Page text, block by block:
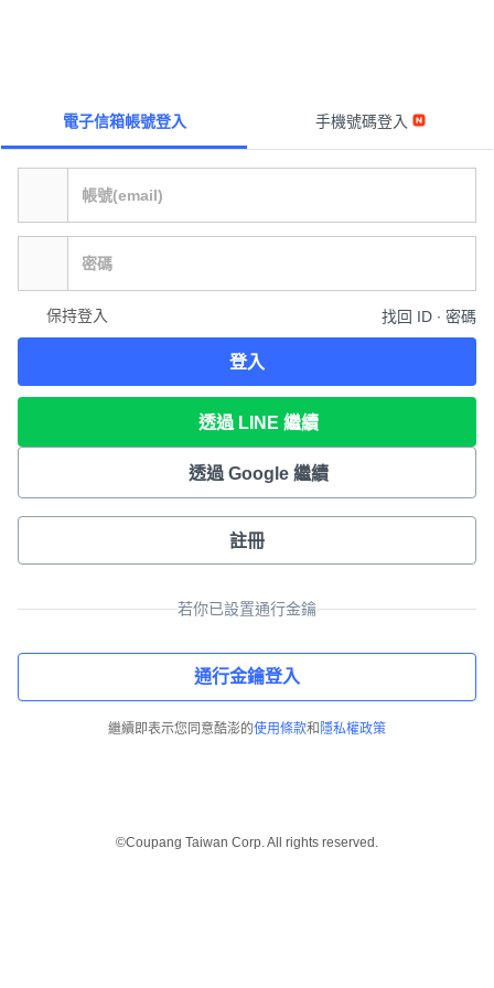
電子信箱帳號登入 手機號碼登入
保持登入 找回 ID ∙ 密碼
登入
透過 LINE 繼續
透過 Google 繼續
註冊
若你已設置通行金鑰
通行金鑰登入
繼續即表示您同意酷澎的使用條款和 隱私權政策
©Coupang Taiwan Corp. All rights reserved.